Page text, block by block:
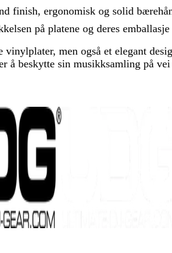
finish, ergonomisk og solid
på platene og deres emballasje
men også et elegant
beskytte sin musikksamling på